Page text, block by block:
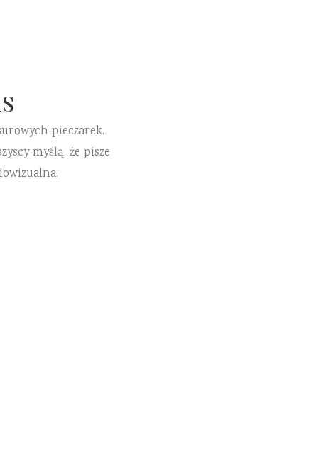
pieczarek.
myślą, że pisze